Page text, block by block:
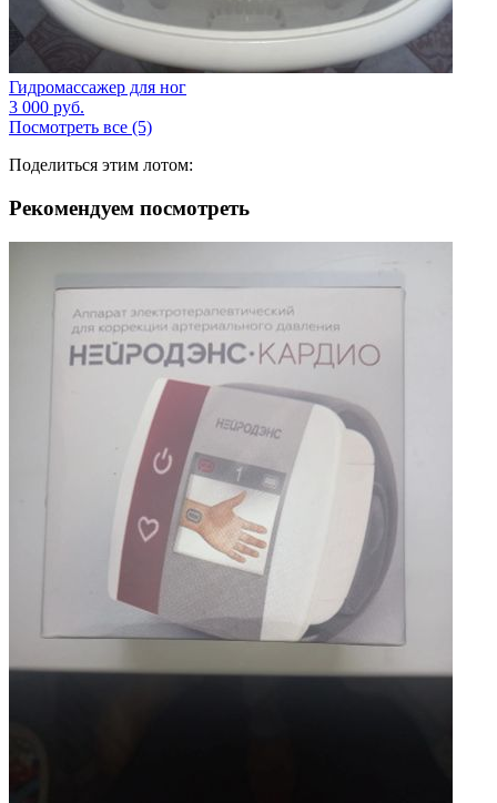
Гидромассажер для ног
3 000 руб.
Посмотреть все (5)
Поделиться этим лотом:
Рекомендуем посмотреть